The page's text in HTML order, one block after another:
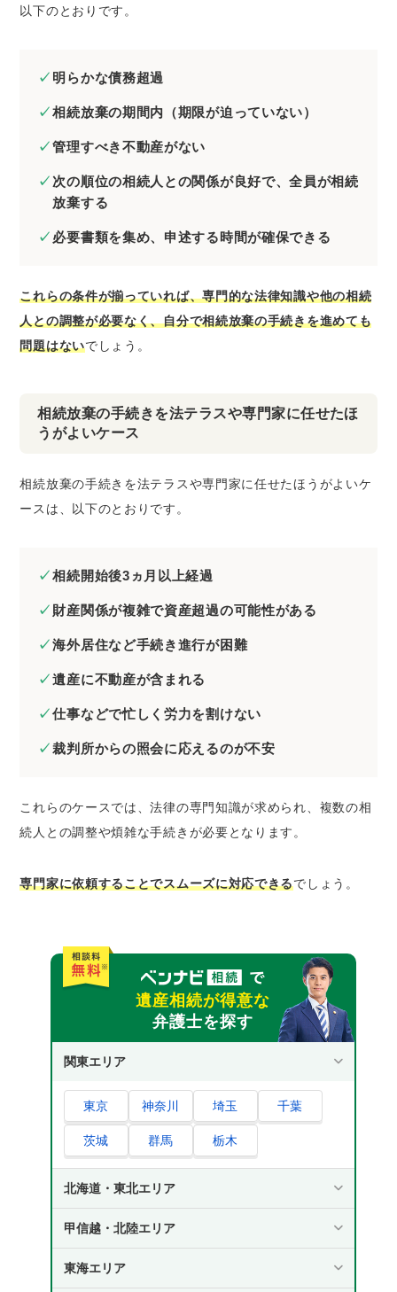
以下のとおりです。
明らかな債務超過
相続放棄の期間内（期限が迫っていない）
管理すべき不動産がない
次の順位の相続人との関係が良好で、全員が相続
放棄する
必要書類を集め、申述する時間が確保できる
これらの条件が揃っていれば、専門的な法律知識や他の相続
人との調整が必要なく、自分で相続放棄の手続きを進めても
問題はないでしょう。
相続放棄の手続きを法テラスや専門家に任せたほ
うがよいケース
相続放棄の手続きを法テラスや専門家に任せたほうがよいケ
ースは、以下のとおりです。
相続開始後3ヵ月以上経過
財産関係が複雑で資産超過の可能性がある
海外居住など手続き進行が困難
遺産に不動産が含まれる
仕事などで忙しく労力を割けない
裁判所からの照会に応えるのが不安
これらのケースでは、法律の専門知識が求められ、複数の相
続人との調整や煩雑な手続きが必要となります。
専門家に依頼することでスムーズに対応できるでしょう。
遺産相続が得意な
弁護士を探す
関東エリア
東京 神奈川 埼玉 千葉
茨城 群馬 栃木
北海道・東北エリア
甲信越・北陸エリア
東海エリア